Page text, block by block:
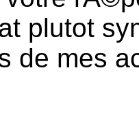
plutot
de mes